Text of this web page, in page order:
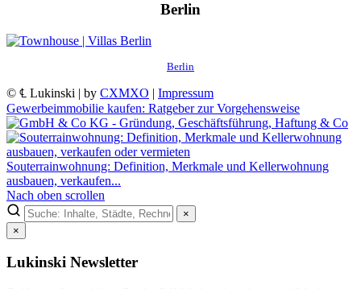
Berlin
Berlin
© ℄ Lukinski | by CXMXO | Impressum
Gewerbeimmobilie kaufen: Ratgeber zur Vorgehensweise
Souterrainwohnung: Definition, Merkmale und Kellerwohnung
ausbauen, verkaufen...
Nach oben scrollen
×
×
Lukinski Newsletter